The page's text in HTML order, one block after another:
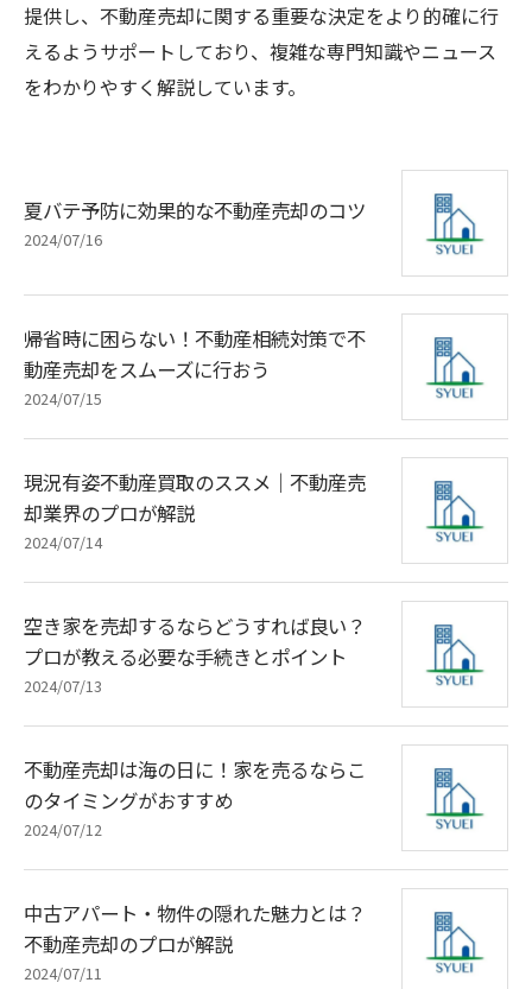
提供し、不動産売却に関する重要な決定をより的確に行
えるようサポートしており、複雑な専門知識やニュース
をわかりやすく解説しています。
夏バテ予防に効果的な不動産売却のコツ
2024/07/16
帰省時に困らない！不動産相続対策で不
動産売却をスムーズに行おう
2024/07/15
現況有姿不動産買取のススメ｜不動産売
却業界のプロが解説
2024/07/14
空き家を売却するならどうすれば良い？
プロが教える必要な手続きとポイント
2024/07/13
不動産売却は海の日に！家を売るならこ
のタイミングがおすすめ
2024/07/12
中古アパート・物件の隠れた魅力とは？
不動産売却のプロが解説
2024/07/11